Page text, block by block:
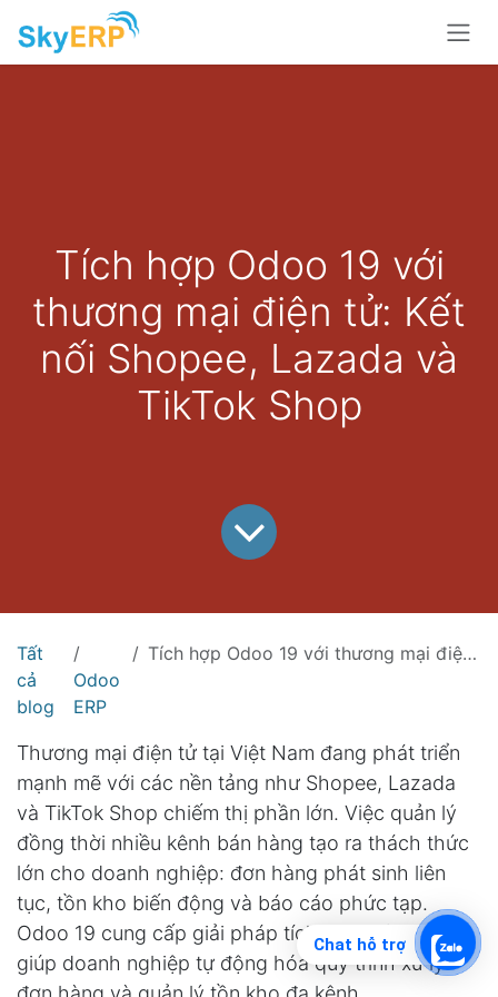
Skip to Content
Tích hợp Odoo 19 với
thương mại điện tử: Kết
nối Shopee, Lazada và
TikTok Shop
Tất
cả
blog
Odoo
ERP
Tích hợp Odoo 19 với thương mại điện tử: Kết nối Shopee, Lazada và TikTok Shop
Thương mại điện tử tại Việt Nam đang phát triển
mạnh mẽ với các nền tảng như Shopee, Lazada
và TikTok Shop chiếm thị phần lớn. Việc quản lý
đồng thời nhiều kênh bán hàng tạo ra thách thức
lớn cho doanh nghiệp: đơn hàng phát sinh liên
tục, tồn kho biến động và báo cáo phức tạp.
Odoo 19 cung cấp giải pháp tích hợp toàn diện,
giúp doanh nghiệp tự động hóa quy trình xử lý
Chat hỗ trợ